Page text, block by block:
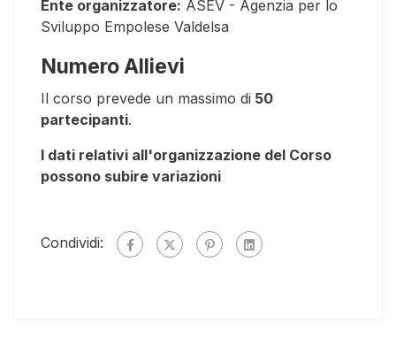
Ente organizzatore: ASEV - Agenzia per lo
Sviluppo Empolese Valdelsa
Numero Allievi
Il corso prevede un massimo di 50
partecipanti.
I dati relativi all'organizzazione del Corso
possono subire variazioni
Condividi: